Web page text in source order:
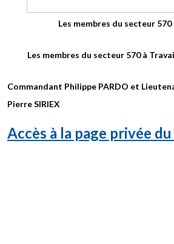
Les membres du secteur 570
Les membres du secteur 570 à
Commandant Philippe PARDO et
Pierre SIRIEX
Accès à la page privée